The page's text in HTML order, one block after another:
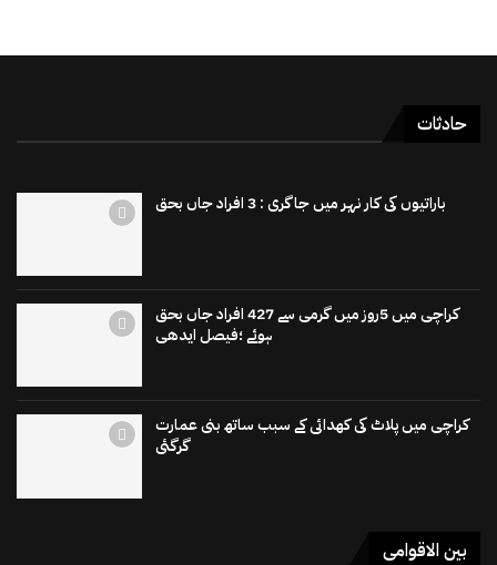
حادثات
باراتیوں کی کار نہر میں جاگری : 3 افراد جاں بحق
کراچی میں 5روز میں گرمی سے 427 افراد جاں بحق
ہوئے ؛فیصل ایدھی
کراچی میں پلاٹ کی کھدائی کے سبب ساتھ بنی عمارت
گرگئی
بین الاقوامی